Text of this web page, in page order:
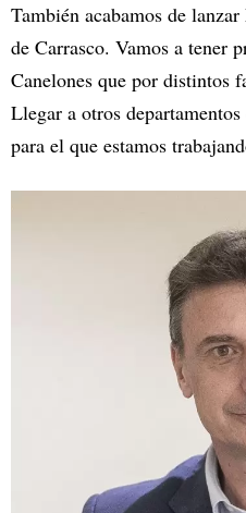
También acabamos de
de Carrasco. Vamos a tener
Canelones que por distintos
Llegar a otros
para el que estamos